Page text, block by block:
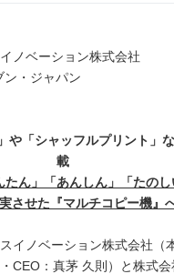
ノベーション株式会社
ン・ジャパン
や「シャッフルプリント」
載
たん」「あんしん」「たのし
させた『マルチコピー機』
イノベーション株式会社（
CEO：真茅 久則）と株式会